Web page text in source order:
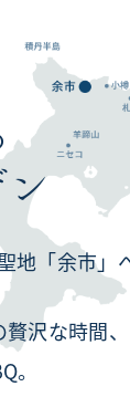
ン
地「余市」
沢な時間、
。